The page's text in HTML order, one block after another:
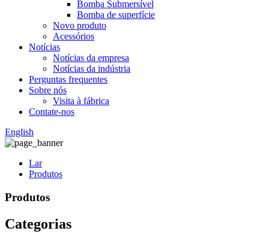
Bomba Submersível
Bomba de superfície
Novo produto
Acessórios
Notícias
Notícias da empresa
Notícias da indústria
Perguntas frequentes
Sobre nós
Visita à fábrica
Contate-nos
English
Lar
Produtos
Produtos
Categorias